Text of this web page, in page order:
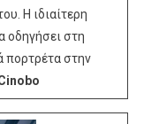
Η ιδιαίτερη
οδηγήσει στη
πορτρέτα στην